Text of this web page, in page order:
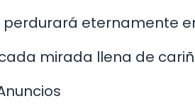
perdurará eternamente
mirada llena de